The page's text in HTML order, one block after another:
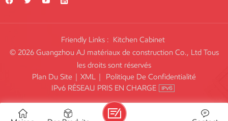
Friendly Links : Kitchen Cabinet
© 2026 Guangzhou AJ matériaux de construction Co., Ltd Tous
les droits sont réservés
Plan Du Site | XML |
Politique De Confidentialité
IPv6 RÉSEAU PRIS EN CHARGE